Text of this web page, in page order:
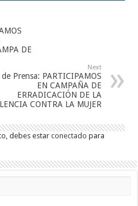
DE
Next
Prensa: PARTICIPAMOS
EN CAMPAÑA DE
ERRADICACIÓN DE LA
CONTRA LA MUJER
debes estarconectado para